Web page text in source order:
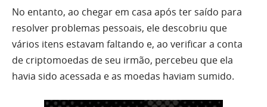
No entanto, ao chegar em casa após ter saído para
resolver problemas pessoais, ele descobriu que
vários itens estavam faltando e, ao verificar a conta
de criptomoedas de seu irmão, percebeu que ela
havia sido acessada e as moedas haviam sumido.